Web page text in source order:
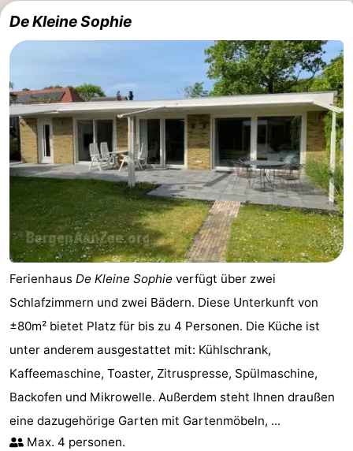
De Kleine Sophie
Ferienhaus De Kleine Sophie verfügt über zwei
Schlafzimmern und zwei Bädern. Diese Unterkunft von
±80m² bietet Platz für bis zu 4 Personen. Die Küche ist
unter anderem ausgestattet mit: Kühlschrank,
Kaffeemaschine, Toaster, Zitruspresse, Spülmaschine,
Backofen und Mikrowelle. Außerdem steht Ihnen draußen
eine dazugehörige Garten mit Gartenmöbeln, ...
Max. 4 personen.